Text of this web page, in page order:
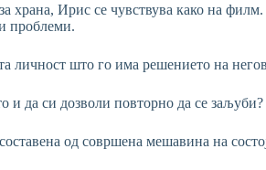
храна, Ирис се чувствува како на
проблеми.
личност што го има решението на
да си дозволи повторно да се заљуби?
од совршена мешавина на